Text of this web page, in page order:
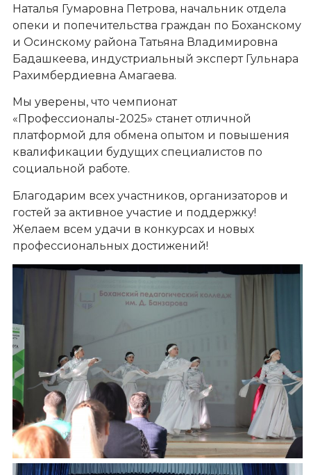
Наталья Гумаровна Петрова, начальник отдела
опеки и попечительства граждан по Боханскому
и Осинскому района Татьяна Владимировна
Бадашкеева, индустриальный эксперт Гульнара
Рахимбердиевна Амагаева.
Мы уверены, что чемпионат
«Профессионалы-2025» станет отличной
платформой для обмена опытом и повышения
квалификации будущих специалистов по
социальной работе.
Благодарим всех участников, организаторов и
гостей за активное участие и поддержку!
Желаем всем удачи в конкурсах и новых
профессиональных достижений!